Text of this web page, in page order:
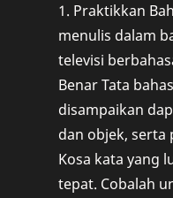
1. Praktikkan
menulis dalam
televisi
Benar Tata
disampaikan
dan objek, serta
Kosa kata yang
tepat. Cobalah